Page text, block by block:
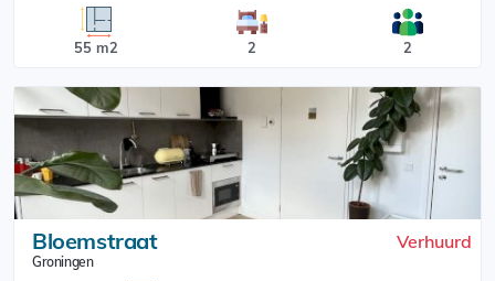
55 m2 2 2
Bloemstraat
Groningen
Verhuurd